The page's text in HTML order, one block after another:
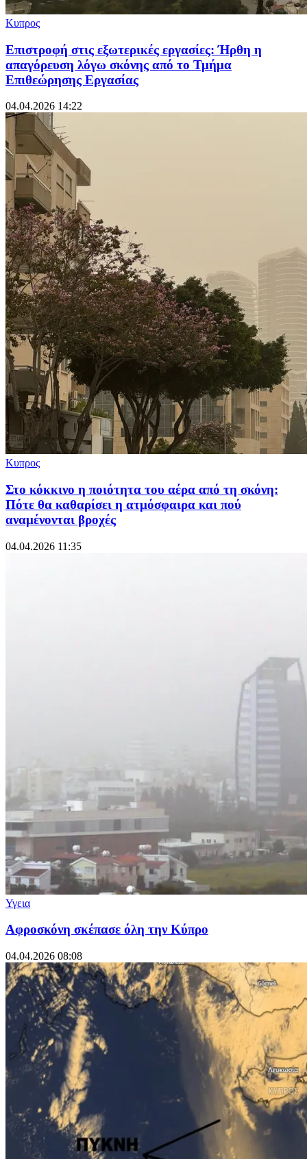
Κυπρος
Επιστροφή στις εξωτερικές εργασίες: Ήρθη η
απαγόρευση λόγω σκόνης από το Τμήμα
Επιθεώρησης Εργασίας
04.04.2026 14:22
Κυπρος
Στο κόκκινο η ποιότητα του αέρα από τη σκόνη:
Πότε θα καθαρίσει η ατμόσφαιρα και πού
αναμένονται βροχές
04.04.2026 11:35
Υγεια
Αφροσκόνη σκέπασε όλη την Κύπρο
04.04.2026 08:08